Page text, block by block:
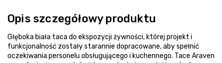
Opis szczegółowy produktu
Głęboka biała taca do ekspozycji żywności, której projekt i
funkcjonalność zostały starannie dopracowane, aby spełnić
oczekiwania personelu obsługującego i kuchennego. Tace Araven